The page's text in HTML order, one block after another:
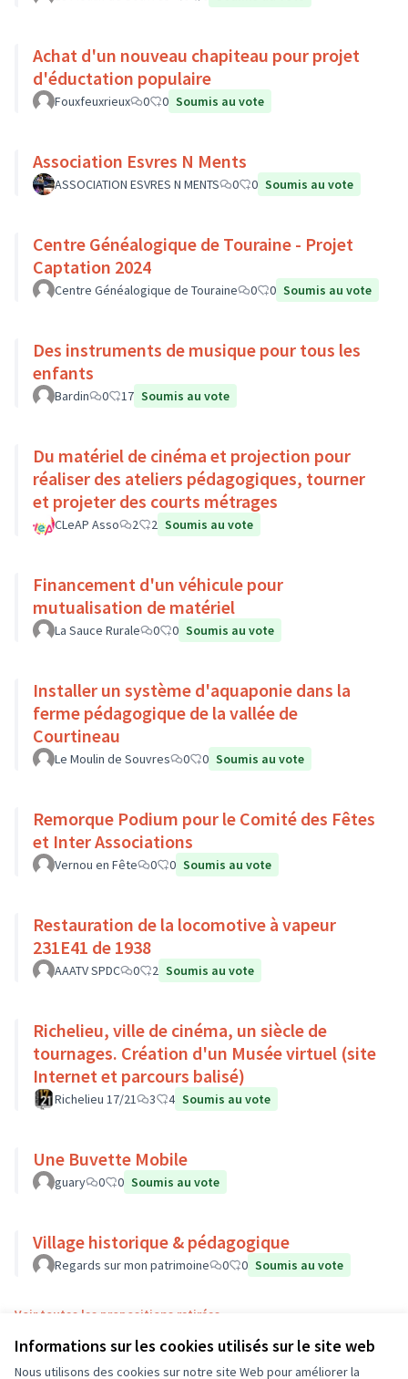
Informations sur les cookies utilisés sur le site web
Nous utilisons des cookies sur notre site Web pour améliorer la
Achat d'un nouveau chapiteau pour projet
d'éductation populaire
Fouxfeuxrieux 0 0 Soumis au vote
Association Esvres N Ments
ASSOCIATION ESVRES N MENTS 0 0 Soumis au vote
Centre Généalogique de Touraine - Projet
Captation 2024
Centre Généalogique de Touraine 0 0 Soumis au vote
Des instruments de musique pour tous les
enfants
Bardin 0 17 Soumis au vote
Du matériel de cinéma et projection pour
réaliser des ateliers pédagogiques, tourner
et projeter des courts métrages
CLeAP Asso 2 2 Soumis au vote
Financement d'un véhicule pour
mutualisation de matériel
La Sauce Rurale 0 0 Soumis au vote
Installer un système d'aquaponie dans la
ferme pédagogique de la vallée de
Courtineau
Le Moulin de Souvres 0 0 Soumis au vote
Remorque Podium pour le Comité des Fêtes
et Inter Associations
Vernou en Fête 0 0 Soumis au vote
Restauration de la locomotive à vapeur
231E41 de 1938
AAATV SPDC 0 2 Soumis au vote
Richelieu, ville de cinéma, un siècle de
tournages. Création d'un Musée virtuel (site
Internet et parcours balisé)
Richelieu 17/21 3 4 Soumis au vote
Une Buvette Mobile
guary 0 0 Soumis au vote
Village historique & pédagogique
Regards sur mon patrimoine 0 0 Soumis au vote
Voir toutes les propositions retirées
Conditions d'utilisation